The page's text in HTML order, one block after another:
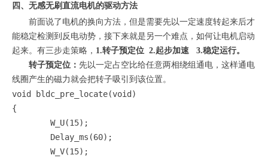
四、无感无刷直流电机的驱动方法
前面说了电机的换向方法，但是需要先以一定速度转起来后才
能稳定检测到反电动势，接下来就是另一个难点，如何让电机启动
起来。有三步走策略， 1.转子预定位 2.起步加速 3.稳定运行。
转子预定位： 先以一定占空比给任意两相绕组通电，这样通电
线圈产生的磁力就会把转子吸引到该位置。
void bldc_pre_locate(void)
{